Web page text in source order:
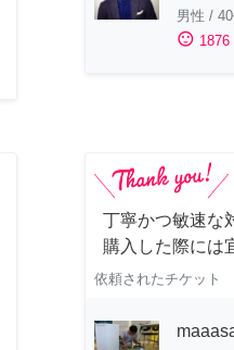
男性 /
sentiment_satisfied 1876
丁寧かつ敏速な
購入した際には
依頼されたチケット